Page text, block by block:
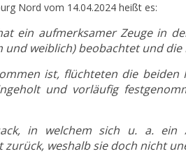
Nord vom 14.04.2024 heißt es:
ein aufmerksamer Zeuge in
weiblich) beobachtet und die
ist, flüchteten die beiden
und vorläufig
in welchem sich u. a. ein
weshalb sie doch nicht